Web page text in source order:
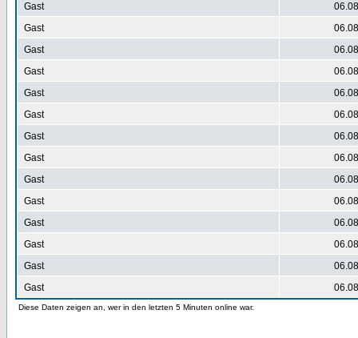
Gast
Gast
Gast
Gast
Gast
Gast
Gast
Gast
Gast
Gast
Gast
Gast
Gast
Gast
Diese Daten zeigen an, wer in den letzten 5 Minuten online war.